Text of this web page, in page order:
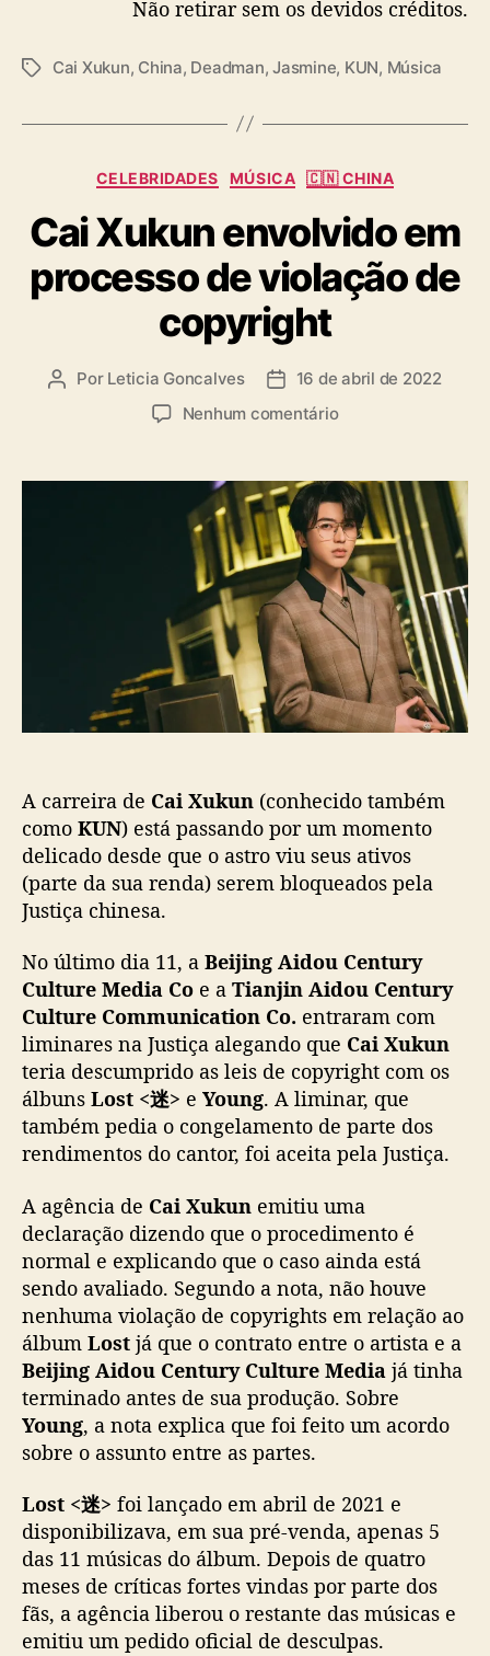
Não retirar sem os devidos créditos.
T
Cai Xukun, China, Deadman,Jasmine, KUN, Música
C
t
e
g
o
r
CELEBRIDADES MÚSICA 🇨🇳 CHINA
Cai Xukun envolvido em
processo de violação de
copyright
A
r
Por Leticia Goncalves
D
d
e
p
u
b
l
i
c
a
ç
ã
16 de abril de 2022
Nenhum comentárioe
a
i
X
u
k
u
n
e
n
v
o
i
d
m
o
c
e
s
s
d
e
v
o
l
a
ç
o
d
e
c
o
r
g
h
t
A carreira de Cai Xukun (conhecido também
como KUN) está passando por um momento
delicado desde que o astro viu seus ativos
(parte da sua renda) serem bloqueados pela
Justiça chinesa.
No último dia 11, a Beijing Aidou Century
Culture Media Co e a Tianjin Aidou Century
Culture Communication Co. entraram com
liminares na Justiça alegando que Cai Xukun
teria descumprido as leis de copyright com os
álbuns Lost <迷> e Young. A liminar, que
também pedia o congelamento de parte dos
rendimentos do cantor, foi aceita pela Justiça.
A agência de Cai Xukun emitiu uma
declaração dizendo que o procedimento é
normal e explicando que o caso ainda está
sendo avaliado. Segundo a nota, não houve
nenhuma violação de copyrights em relação ao
álbum Lost já que o contrato entre o artista e a
Beijing Aidou Century Culture Media já tinha
terminado antes de sua produção. Sobre
Young, a nota explica que foi feito um acordo
sobre o assunto entre as partes.
Lost <迷> foi lançado em abril de 2021 e
disponibilizava, em sua pré-venda, apenas 5
das 11 músicas do álbum. Depois de quatro
meses de críticas fortes vindas por parte dos
fãs, a agência liberou o restante das músicas e
emitiu um pedido oficial de desculpas.